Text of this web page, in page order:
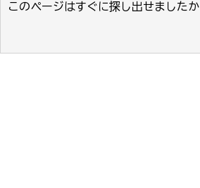
このページはすぐに探し出せましたか